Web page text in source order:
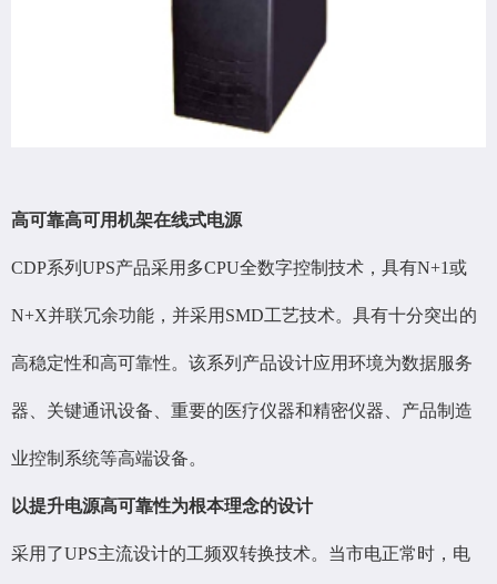
高可靠高可用机架在线式电源
CDP系列UPS产品采用多CPU全数字控制技术，具有N+1或
N+X并联冗余功能，并采用SMD工艺技术。具有十分突出的
高稳定性和高可靠性。该系列产品设计应用环境为数据服务
器、关键通讯设备、重要的医疗仪器和精密仪器、产品制造
业控制系统等高端设备。
以提升电源高可靠性为根本理念的设计
采用了UPS主流设计的工频双转换技术。当市电正常时，电